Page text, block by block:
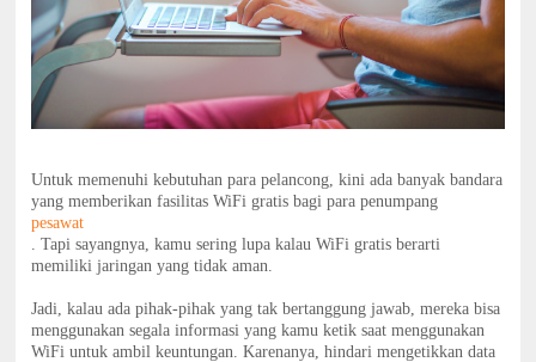
Untuk memenuhi kebutuhan para pelancong, kini ada banyak bandara
yang memberikan fasilitas WiFi gratis bagi para penumpang
pesawat
. Tapi sayangnya, kamu sering lupa kalau WiFi gratis berarti
memiliki jaringan yang tidak aman.
Jadi, kalau ada pihak-pihak yang tak bertanggung jawab, mereka bisa
menggunakan segala informasi yang kamu ketik saat menggunakan
WiFi untuk ambil keuntungan. Karenanya, hindari mengetikkan data